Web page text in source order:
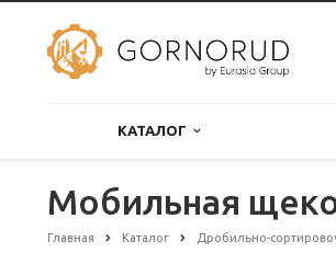
КАТАЛОГ
Мобильная
Главная Каталог Дробильно-